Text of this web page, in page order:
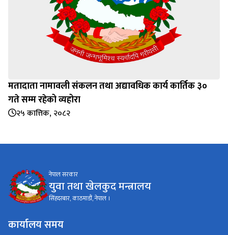
मतादाता नामावली संकलन तथा अद्यावधिक कार्य कार्तिक ३०
गते सम्म रहेको व्यहोरा
२५ कात्तिक, २०८२
नेपाल सरकार
युवा तथा खेलकुद मन्त्रालय
सिंहदरबार, काठमाडौं, नेपाल ।
कार्यालय समय